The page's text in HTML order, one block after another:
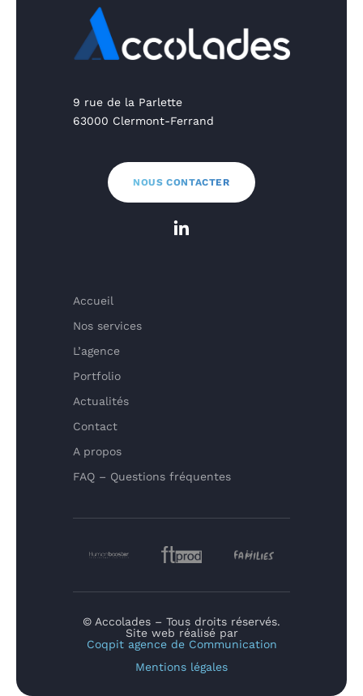
9 rue de la Parlette
63000 Clermont-Ferrand
NOUS CONTACTER
Accueil
Nos services
L’agence
Portfolio
Actualités
Contact
A propos
FAQ – Questions fréquentes
© Accolades – Tous droits réservés.
Site web réalisé par
Coqpit agence de Communication
Mentions légales